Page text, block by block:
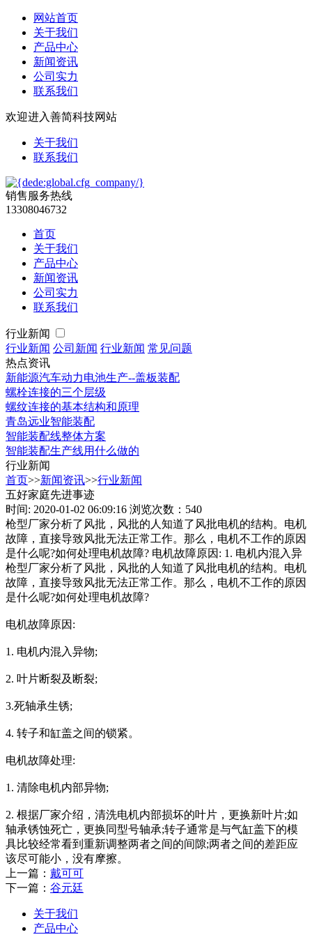
网站首页
关于我们
产品中心
新闻资讯
公司实力
联系我们
欢迎进入善简科技网站
关于我们
联系我们
销售服务热线
13308046732
首页
关于我们
产品中心
新闻资讯
公司实力
联系我们
行业新闻
行业新闻 公司新闻 行业新闻 常见问题
热点资讯
新能源汽车动力电池生产--盖板装配
螺栓连接的三个层级
螺纹连接的基本结构和原理
青岛远业智能装配
智能装配线整体方案
智能装配生产线用什么做的
行业新闻
首页>>新闻资讯>>行业新闻
五好家庭先进事迹
时间: 2020-01-02 06:09:16 浏览次数：540
枪型厂家分析了风批，风批的人知道了风批电机的结构。电机
故障，直接导致风批无法正常工作。那么，电机不工作的原因
是什么呢?如何处理电机故障? 电机故障原因: 1. 电机内混入异
枪型厂家分析了风批，风批的人知道了风批电机的结构。电机
故障，直接导致风批无法正常工作。那么，电机不工作的原因
是什么呢?如何处理电机故障?
电机故障原因:
1. 电机内混入异物;
2. 叶片断裂及断裂;
3.死轴承生锈;
4. 转子和缸盖之间的锁紧。
电机故障处理:
1. 清除电机内部异物;
2. 根据厂家介绍，清洗电机内部损坏的叶片，更换新叶片;如
轴承锈蚀死亡，更换同型号轴承;转子通常是与气缸盖下的模
具比较经常看到重新调整两者之间的间隙;两者之间的差距应
该尽可能小，没有摩擦。
上一篇： 戴可可
下一篇： 谷元廷
关于我们
产品中心